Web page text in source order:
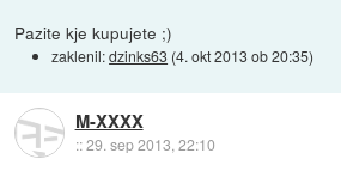
Pazite kje kupujete ;)
zaklenil:dzinks63 (4. okt 2013 ob 20:35)
M-XXXX
::29. sep 2013, 22:10